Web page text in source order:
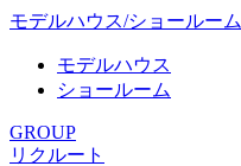
モデルハウス/ショールーム
モデルハウス
ショールーム
GROUP
リクルート